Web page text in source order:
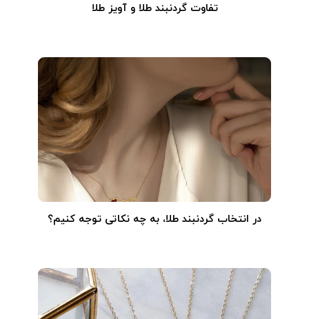
تفاوت گردنبند طلا و آویز طلا
در انتخاب گردنبند طلا‌، به چه نکاتی توجه کنیم؟